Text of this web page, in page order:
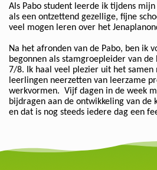
Als Pabo student leerde ik tijdens
als een ontzettend gezellige, fijne
veel mogen leren over het
Na het afronden van de Pabo, ben ik
begonnen als stamgroepleider van de
7/8. Ik haal veel plezier uit het samen
leerlingen neerzetten van leerzame
werkvormen. Vijf dagen in de week
bijdragen aan de ontwikkeling van de
en dat is nog steeds iedere dag een